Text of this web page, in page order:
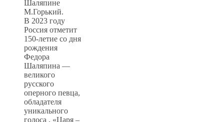
Шаляпине
М.Горький.
В 2023 году
Россия отметит
150-летие со дня
рождения
Федора
Шаляпина —
великого
русского
оперного певца,
обладателя
уникального
голоса , «Царя –